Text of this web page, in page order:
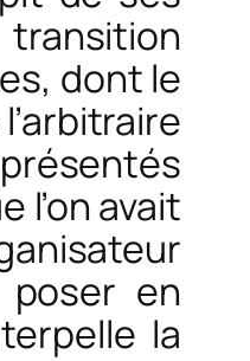
dont le
l’on avait
en
la